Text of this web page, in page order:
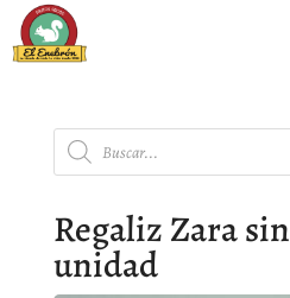
Búsqueda
de
productos
Regaliz Zara
unidad